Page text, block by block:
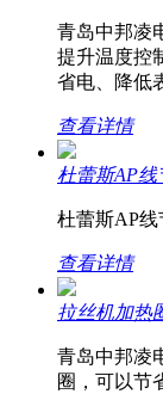
青岛中邦凌
提升温度控
省电、降低
查看详情
杜蕾斯AP
杜蕾斯AP
查看详情
拉丝机加热
青岛中邦凌
圈，可以节